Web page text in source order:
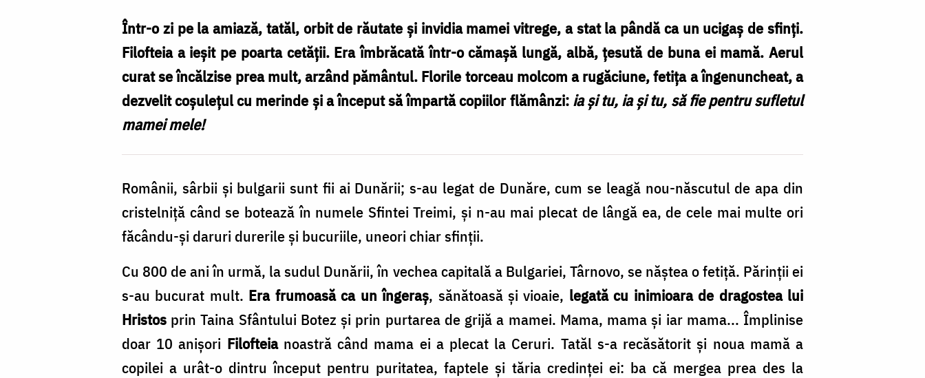
Într-o zi pe la amiază, tatăl, orbit de răutate şi invidia mamei vitrege, a stat la pândă ca un ucigaş de sfinţi.
Filofteia a ieşit pe poarta cetăţii. Era îmbrăcată într-o cămaşă lungă, albă, ţesută de buna ei mamă. Aerul
curat se încălzise prea mult, arzând pământul. Florile torceau molcom a rugăciune, fetița a îngenuncheat, a
dezvelit coşuleţul cu merinde şi a început să împartă copiilor flămânzi: ia şi tu, ia şi tu, să fie pentru sufletul
mamei mele!
Românii, sârbii şi bulgarii sunt fii ai Dunării; s-au legat de Dunăre, cum se leagă nou-născutul de apa din
cristelniţă când se botează în numele Sfintei Treimi, și n-au mai plecat de lângă ea, de cele mai multe ori
făcându-şi daruri durerile şi bucuriile, uneori chiar sfinţii.
Cu 800 de ani în urmă, la sudul Dunării, în vechea capitală a Bulgariei, Târnovo, se năştea o fetiţă. Părinţii ei
s-au bucurat mult. Era frumoasă ca un îngeraş, sănătoasă şi vioaie, legată cu ini­mioara de dragostea lui
Hristos prin Taina Sfântului Botez şi prin purtarea de grijă a mamei. Mama, mama şi iar mama... Împlinise
doar 10 anişori Filofteianoastră când mama ei a plecat la Ceruri. Tatăl s-a recăsătorit şi noua mamă a
copilei a urât-o dintru început pentru puritatea, faptele şi tăria credinţei ei: ba că mergea prea des la